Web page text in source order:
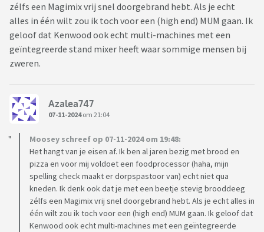
zélfs een Magimix vrij snel doorgebrand hebt. Als je echt
alles in één wilt zou ik toch voor een (high end) MUM gaan. Ik
geloof dat Kenwood ook echt multi-machines met een
geïntegreerde stand mixer heeft waar sommige mensen bij
zweren.
Azalea747
07-11-2024om 21:04
Moosey schreef op 07-11-2024 om 19:48:
Het hangt van je eisen af. Ik ben al jaren bezig met brood en
pizza en voor mij voldoet een foodprocessor (haha, mijn
spelling check maakt er dorpspastoor van) echt niet qua
kneden. Ik denk ook dat je met een beetje stevig brooddeeg
zélfs een Magimix vrij snel doorgebrand hebt. Als je echt alles in
één wilt zou ik toch voor een (high end) MUM gaan. Ik geloof dat
Kenwood ook echt multi-machines met een geïntegreerde